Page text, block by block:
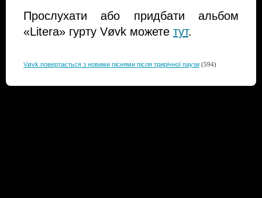
Прослухати або придбати альбом
«Litera» гурту Vøvk можете тут.
Vøvk повертається з новими піснями після трирічної паузи (594)